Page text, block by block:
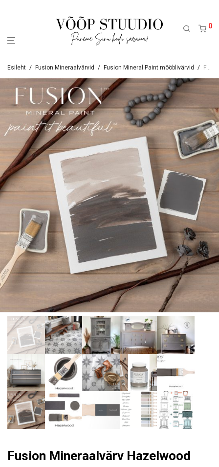
0
Esileht / Fusion Mineraalvärvid / Fusion Mineral Paint mööblivärvid / Fusion Mineraalvärv Hazelwood
Fusion Mineraalvärv Hazelwood